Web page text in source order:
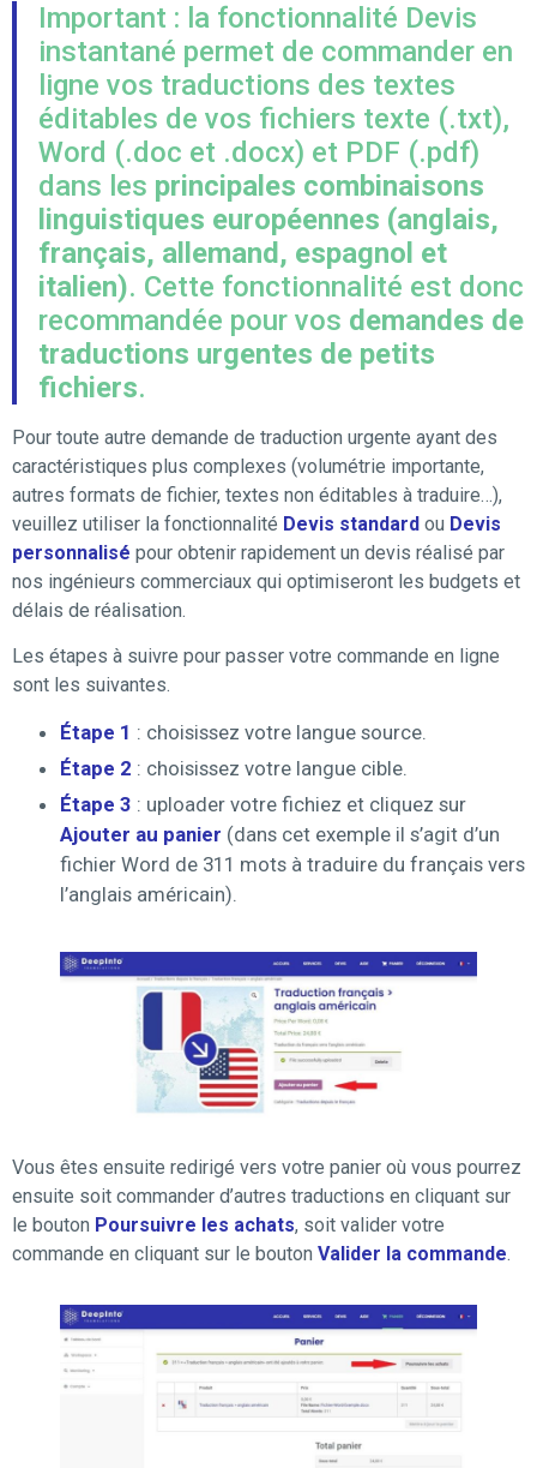
Important : la fonctionnalité Devis
instantané permet de commander en
ligne vos traductions des textes
éditables de vos fichiers texte (.txt),
Word (.doc et .docx) et PDF (.pdf)
dans les principales combinaisons
linguistiques européennes (anglais,
français, allemand, espagnol et
italien). Cette fonctionnalité est donc
recommandée pour vos demandes de
traductions urgentes de petits
fichiers.
Pour toute autre demande de traduction urgente ayant des
caractéristiques plus complexes (volumétrie importante,
autres formats de fichier, textes non éditables à traduire…),
veuillez utiliser la fonctionnalité Devis standard ou Devis
personnalisé pour obtenir rapidement un devis réalisé par
nos ingénieurs commerciaux qui optimiseront les budgets et
délais de réalisation.
Les étapes à suivre pour passer votre commande en ligne
sont les suivantes.
Étape 1 : choisissez votre langue source.
Étape 2 : choisissez votre langue cible.
Étape 3 : uploader votre fichiez et cliquez sur
Ajouter au panier (dans cet exemple il s’agit d’un
fichier Word de 311 mots à traduire du français vers
l’anglais américain).
Vous êtes ensuite redirigé vers votre panier où vous pourrez
ensuite soit commander d’autres traductions en cliquant sur
le bouton Poursuivre les achats, soit valider votre
commande en cliquant sur le bouton Valider la commande.